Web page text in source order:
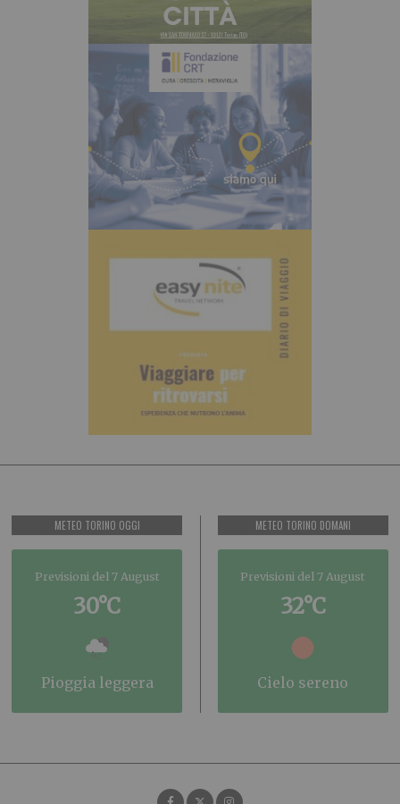
METEO TORINO OGGI
Previsioni del 7 August
30°C
pioggia leggera
METEO TORINO DOMANI
Previsioni del 7 August
32°C
cielo sereno